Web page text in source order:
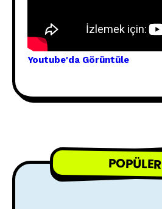
Youtube'da Görüntüle
POPÜLER